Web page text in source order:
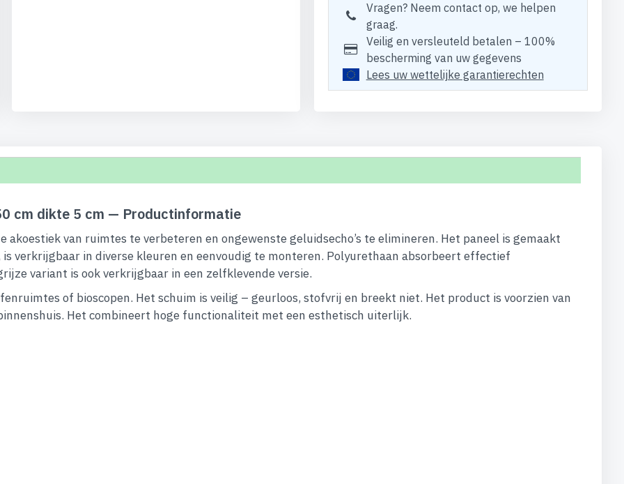
Vragen? Neem contact op, we helpen
graag.
Veilig en versleuteld betalen – 100%
bescherming van uw gegevens
Lees uw wettelijke garantierechten
cm dikte 5 cm — Productinformatie
van ruimtes te verbeteren en ongewenste geluidsecho’s te elimineren. Het paneel is gemaakt
verkrijgbaar in diverse kleuren en eenvoudig te monteren. Polyurethaan absorbeert effectief
variant is ook verkrijgbaar in een zelfklevende versie.
of bioscopen. Het schuim is veilig – geurloos, stofvrij en breekt niet. Het product is voorzien van
Het combineert hoge functionaliteit met een esthetisch uiterlijk.